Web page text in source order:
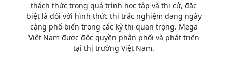
thách thức trong quá trình học tập và thi cử, đặc
biệt là đối với hình thức thi trắc nghiệm đang ngày
càng phổ biến trong các kỳ thi quan trọng. Mega
Việt Nam được độc quyền phân phối và phát triển
tại thị trường Việt Nam.